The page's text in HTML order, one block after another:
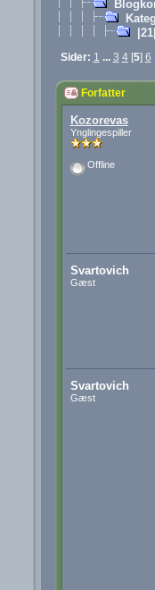
Sider: 1 ... 3 4[5] 6
Forfatter
Kozorevas
Ynglingespiller
Offline
Svartovich
Gæst
Svartovich
Gæst